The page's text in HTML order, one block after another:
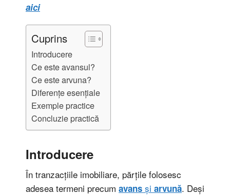
aici
Cuprins
Introducere
Ce este avansul?
Ce este arvuna?
Diferențe esențiale
Exemple practice
Concluzie practică
Introducere
În tranzacțiile imobiliare, părțile folosesc
adesea termeni precum avans și arvună. Deși